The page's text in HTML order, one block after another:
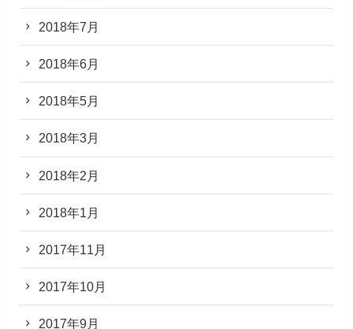
2018年7月
2018年6月
2018年5月
2018年3月
2018年2月
2018年1月
2017年11月
2017年10月
2017年9月